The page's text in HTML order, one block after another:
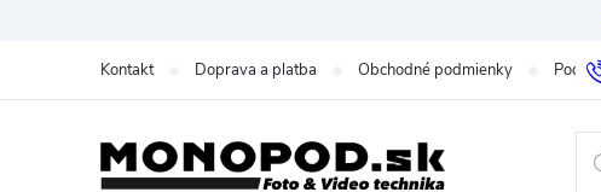
Kontakt Doprava a platba Obchodné podmienky